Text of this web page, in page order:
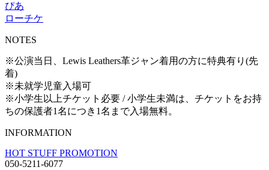
ぴあ
ローチケ
NOTES
※公演当日、Lewis Leathers革ジャン着用の方に特典有り(先
着)
※未就学児童入場可
※小学生以上チケット必要 / 小学生未満は、チケットをお持
ちの保護者1名につき1名まで入場無料。
INFORMATION
HOT STUFF PROMOTION
050-5211-6077